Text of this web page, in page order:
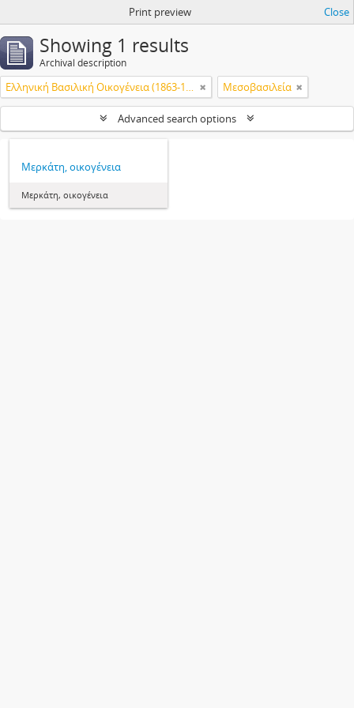
Print preview Close
Showing 1 results
Archival description
Ελληνική Βασιλική Οικογένεια (1863-1974) Μεσοβασιλεία
Advanced search options
Μερκάτη, οικογένεια
Μερκάτη, οικογένεια